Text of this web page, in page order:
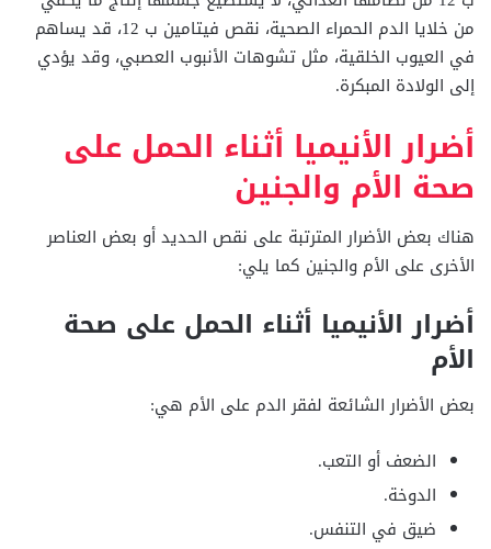
من خلايا الدم الحمراء الصحية، نقص فيتامين ب 12، قد يساهم
في العيوب الخلقية، مثل تشوهات الأنبوب العصبي، وقد يؤدي
إلى الولادة المبكرة.
أضرار الأنيميا أثناء الحمل على
صحة الأم والجنين
هناك بعض الأضرار المترتبة على نقص الحديد أو بعض العناصر
الأخرى على الأم والجنين كما يلي:
أضرار الأنيميا أثناء الحمل على صحة
الأم
بعض الأضرار الشائعة لفقر الدم على الأم هي:
الضعف أو التعب.
الدوخة.
ضيق في التنفس.